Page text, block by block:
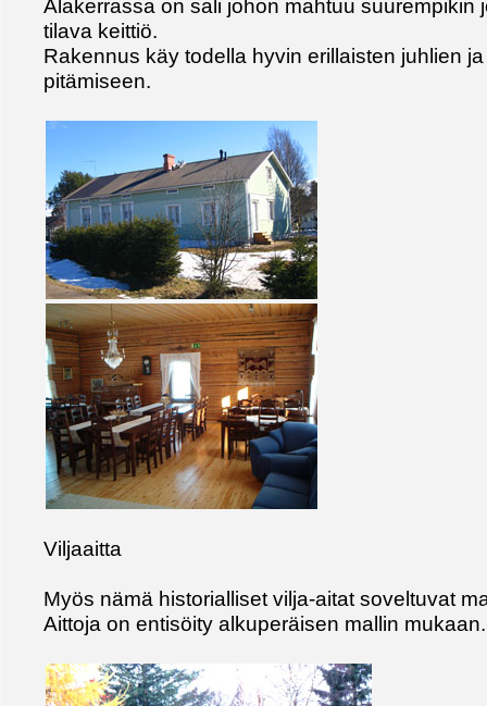
Alakerrassa on sali johon mahtuu suurempikin
tilava keittiö.
Rakennus käy todella hyvin erillaisten juhlien
pitämiseen.
Viljaaitta
Myös nämä historialliset vilja-aitat soveltuvat
Aittoja on entisöity alkuperäisen mallin mukaan.